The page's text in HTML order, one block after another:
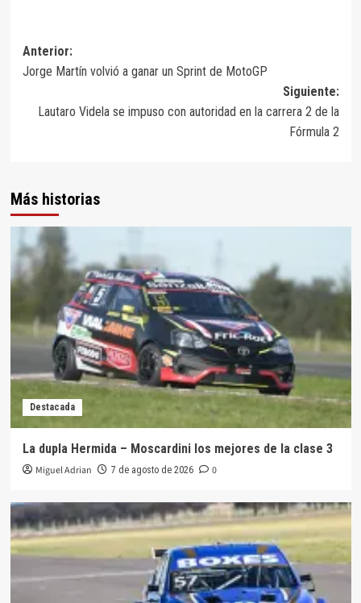
Navegación
de
entradas
Anterior:
Jorge Martín volvió a ganar un Sprint de MotoGP
Siguiente:
Lautaro Videla se impuso con autoridad en la carrera 2 de la
Fórmula 2
Más historias
Destacada
La dupla Hermida – Moscardini los mejores de la clase 3
Miguel Adrian 7 de agosto de 2026 0